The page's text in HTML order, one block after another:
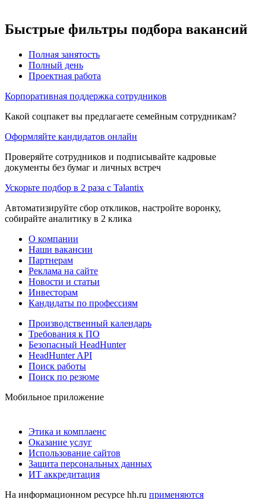
Быстрые фильтры подбора вакансий
Полная занятость
Полный день
Проектная работа
Корпоративная поддержка сотрудников
Какой соцпакет вы предлагаете семейным сотрудникам?
Оформляйте кандидатов онлайн
Проверяйте сотрудников и подписывайте кадровые
документы без бумаг и личных встреч
Ускорьте подбор в 2 раза с Talantix
Автоматизируйте сбор откликов, настройте воронку,
собирайте аналитику в 2 клика
О компании
Наши вакансии
Партнерам
Реклама на сайте
Новости и статьи
Инвесторам
Кандидаты по профессиям
Производственный календарь
Требования к ПО
Безопасный HeadHunter
HeadHunter API
Поиск работы
Поиск по резюме
Мобильное приложение
Этика и комплаенс
Оказание услуг
Использование сайтов
Защита персональных данных
ИТ аккредитация
На информационном ресурсе hh.ru применяются